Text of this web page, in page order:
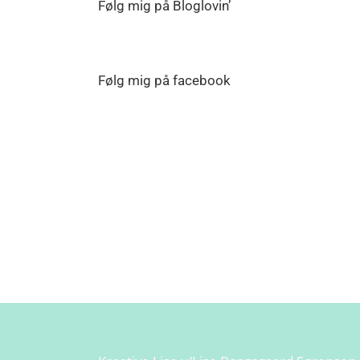
Følg mig på Bloglovin’
Følg mig på facebook